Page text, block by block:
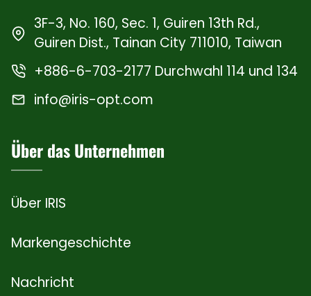
3F-3, No. 160, Sec. 1, Guiren 13th Rd.,
Guiren Dist., Tainan City 711010, Taiwan
+886-6-703-2177 Durchwahl 114 und 134
info@iris-opt.com
Über das Unternehmen
Über IRIS
Markengeschichte
Nachricht